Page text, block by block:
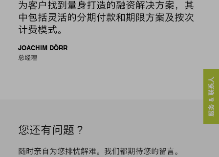
为客户找到量身打造的融资解决方案，其
中包括灵活的分期付款和期限方案及按次
计费模式。
JOACHIM DÖRR
总经理
您还有问题？
随时亲自为您排忧解难。我们都期待您的留言。
服务 & 联系人